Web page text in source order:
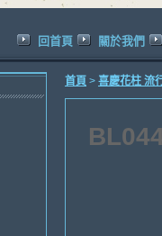
回首頁 關於我們
首頁 > 喜慶花柱 流